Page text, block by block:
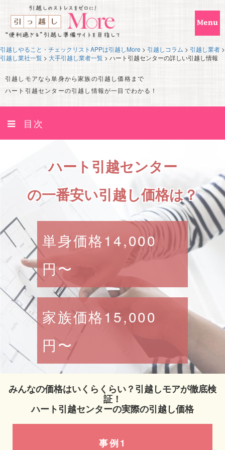
引越しやること・チェックリストAPPは引越しMore > 引越しコラム > 引越し業者 >
引越し業社一覧 > 大手引越し業者一覧 > ハート引越センターの詳しい引越し情報
引越しモアなら単身から家族の引越し価格まで
ハート引越センターの引越し情報が一目でわかる！
目次
ハート引越センター
の一番安い引越し価格は？
単身価格14,000
円〜
家族価格15,000
円〜
みんなの価格はいくらくらい？引越しモアが徹底検
証！
ハート引越センターの実際の引越し価格
事例1